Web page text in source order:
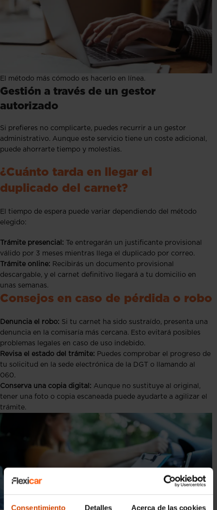
Consentimiento Detalles Acerca de las cookies
El método más cómodo es hacerlo en línea.
Gestión a través de un gestor
autorizado
Si prefieres no complicarte, puedes recurrir a un gestor
administrativo. Aunque este servicio tiene un coste adicional,
puede ahorrarte tiempo y molestias.
¿Cuánto tarda en llegar el
duplicado del carnet?
El tiempo de espera puede variar dependiendo del método
elegido:
Trámite presencial: Te entregarán un justificante provisional
válido por 3 meses mientras llega el duplicado por correo.
Trámite online: Recibirás un documento provisional
descargable, y el carnet definitivo llegará a tu domicilio en
unas semanas.
Consejos en caso de pérdida o robo
Denuncia el robo: Si tu carnet ha sido sustraído, presenta una
denuncia en la comisaría más cercana. Esto evitará posibles
problemas legales en caso de uso indebido.
Revisa el estado del trámite: Puedes comprobar el progreso de
tu solicitud en la sede electrónica de la DGT o llamando al
060.
Conserva una copia digital: Aunque no sustituye al original,
tener una foto o copia escaneada puede ayudarte a agilizar el
trámite.